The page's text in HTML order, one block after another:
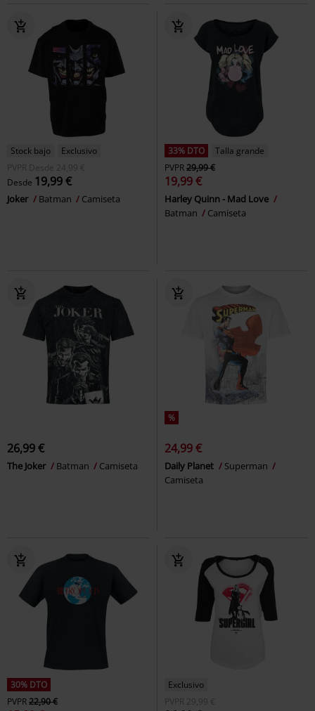
Stock bajo
Exclusivo
PVPR
Desde 24,99 €
Desde 19,99 €
Joker Batman Camiseta
33% DTO
Talla grande
PVPR29,99 €
19,99 €
Harley Quinn - Mad Love
Batman
Camiseta
26,99 €
The Joker Batman Camiseta
%
24,99 €
Daily Planet
Superman
Camiseta
30% DTO
PVPR22,90 €
Exclusivo
PVPR 29,99 €